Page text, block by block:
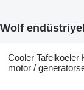
Wolf
Cooler Tafelkoeler
motor /